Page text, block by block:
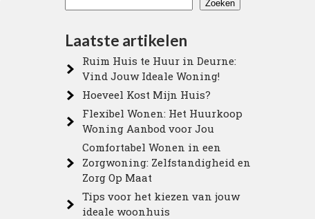
Zoeken
Laatste artikelen
Ruim Huis te Huur in Deurne:
Vind Jouw Ideale Woning!
Hoeveel Kost Mijn Huis?
Flexibel Wonen: Het Huurkoop
Woning Aanbod voor Jou
Comfortabel Wonen in een
Zorgwoning: Zelfstandigheid en
Zorg Op Maat
Tips voor het kiezen van jouw
ideale woonhuis